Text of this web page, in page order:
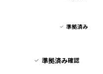
準拠済み
準拠済み確認